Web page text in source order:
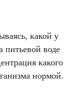
какой у
питьевой воде
какого
нормой.